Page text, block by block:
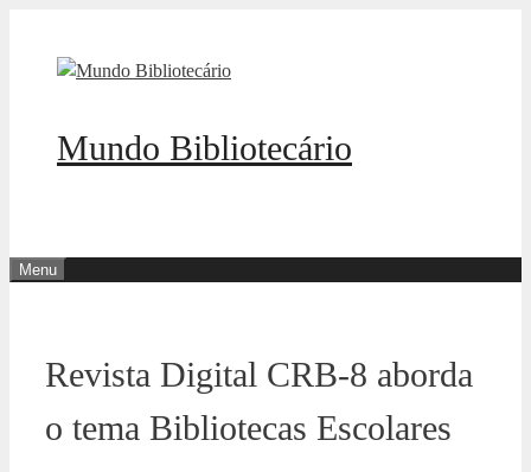
Mundo Bibliotecário
Menu
Revista Digital CRB-8 aborda
o tema Bibliotecas Escolares